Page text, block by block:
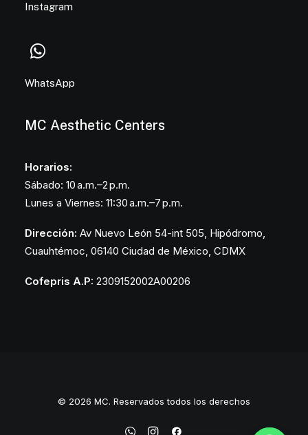
MC Aesthetic Centers
Horarios:
Sábado: 10 a.m.–2 p.m.
Lunes a Viernes: 11:30 a.m.–7 p.m.
Dirección: Av Nuevo León 54-int 505, Hipódromo,
Cuauhtémoc, 06140 Ciudad de México, CDMX
Cofepris A.P: 2309152002A00206
Instagram
WhatsApp
© 2026 MC. Reservados todos los derechos